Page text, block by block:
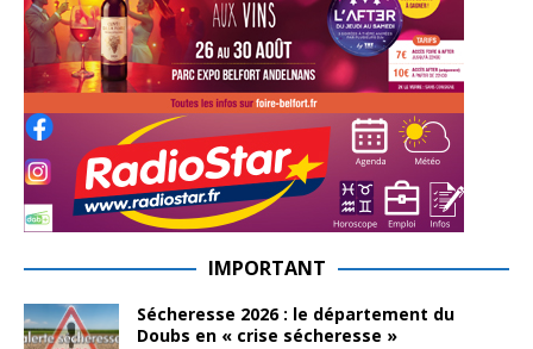
IMPORTANT
Sécheresse 2026 : le département du
Doubs en « crise sécheresse »